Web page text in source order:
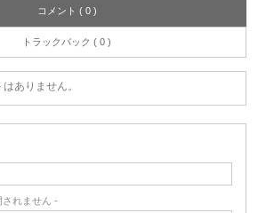
コメント ( 0 )
トラックバック ( 0 )
ありません。
れません -